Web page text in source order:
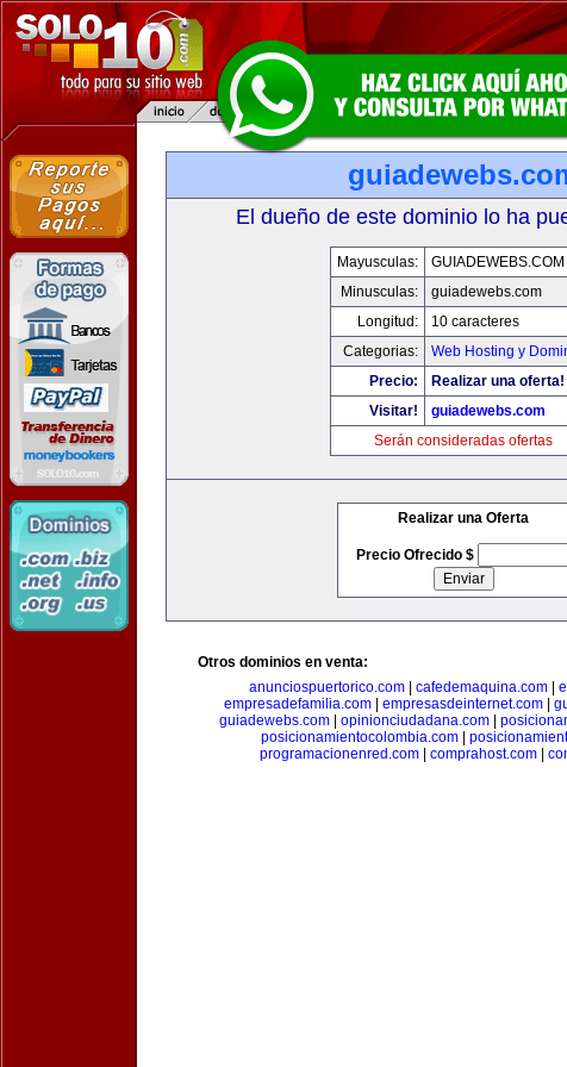
El dueño de este dominio lo ha
Mayusculas:
GUIADEWEBS.COM
Minusculas:
guiadewebs.com
Longitud:
10 caracteres
Categorias:
Web Hosting y
Precio:
Realizar una oferta!
Visitar!
guiadewebs.com
Serán consideradas ofertas
Realizar una Oferta
Precio Ofrecido $
Otros dominios en venta:
anunciospuertorico.com| cafedemaquina.com|
empresadefamilia.com
empresasdeinternet.com
guiadewebs.com
opinionciudadana.com
posicionamientocolombia.com|
programacionenred.com
comprahost.com